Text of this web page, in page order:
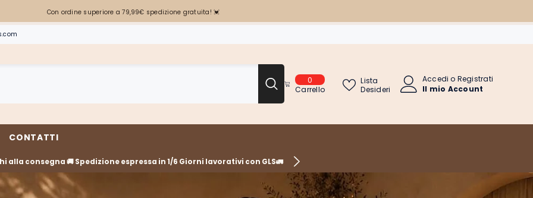
Con ordine superiore a 79,99€ spedizione gratuita! 💓
0
articoli
Carrello
Lista
Desideri
Accedi o Registrati
Il mio Account
CONTATTI
3 rate PayPal, Carta di Credito/Debito, 3 rate scalapay❤️